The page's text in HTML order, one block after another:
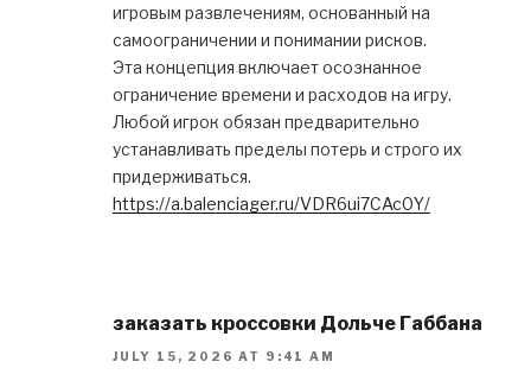
игровым развлечениям, основанный на
самоограничении и понимании рисков.
Эта концепция включает осознанное
ограничение времени и расходов на игру.
Любой игрок обязан предварительно
устанавливать пределы потерь и строго их
придерживаться.
https://a.balenciager.ru/VDR6ui7CAc0Y/
заказать кроссовки Дольче Габбана
JULY 15, 2026 AT 9:41 AM